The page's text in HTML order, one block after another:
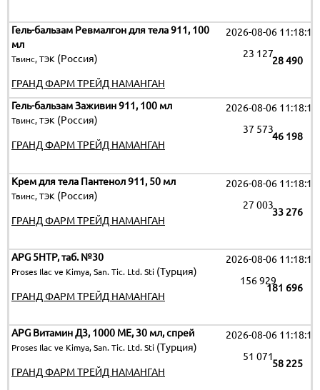
Гель-бальзам Ревмалгон для тела 911, 100
мл
Твинс, ТЭК (Россия)
2026-08-06 11:18:19
28 490
23 127
ГРАНД ФАРМ ТРЕЙД НАМАНГАН
Гель-бальзам Заживин 911, 100 мл
Твинс, ТЭК (Россия)
2026-08-06 11:18:19
46 198
37 573
ГРАНД ФАРМ ТРЕЙД НАМАНГАН
Крем для тела Пантенол 911, 50 мл
Твинс, ТЭК (Россия)
2026-08-06 11:18:19
33 276
27 003
ГРАНД ФАРМ ТРЕЙД НАМАНГАН
APG 5HTP, таб. №30
Proses Ilac ve Kimya, San. Tic. Ltd. Sti (Турция)
2026-08-06 11:18:19
181 696
156 929
ГРАНД ФАРМ ТРЕЙД НАМАНГАН
APG Витамин Д3, 1000 МЕ, 30 мл, спрей
Proses Ilac ve Kimya, San. Tic. Ltd. Sti (Турция)
2026-08-06 11:18:19
58 225
51 071
ГРАНД ФАРМ ТРЕЙД НАМАНГАН